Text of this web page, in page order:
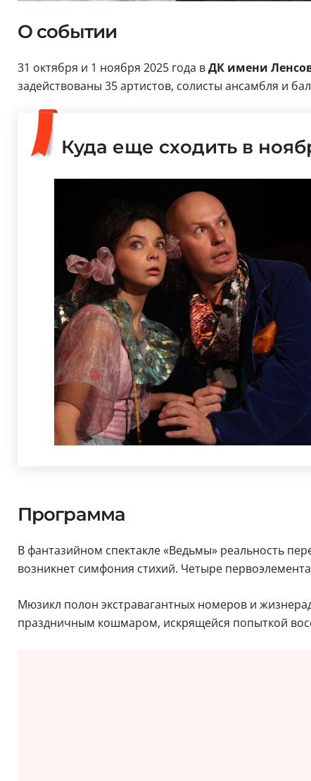
О событии
31 октября и 1 ноября 2025 года вДК имени
задействованы 35 артистов, солисты ансамбля и
Куда еще сходить в
Программа
В фантазийном спектакле «Ведьмы» реальность
возникнет симфония стихий. Четыре
Мюзикл полон экстравагантных номеров и
праздничным кошмаром, искрящейся попыткой